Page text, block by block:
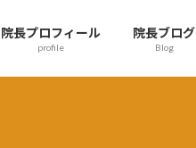
院長プロフィール
profile
院長ブログ
Blog